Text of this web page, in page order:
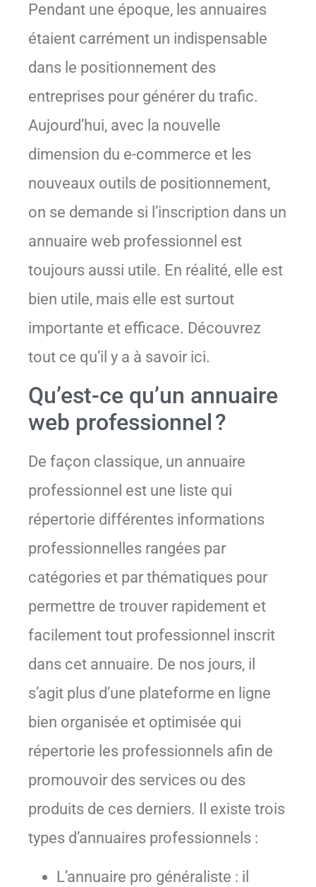
Pendant une époque, les annuaires
étaient carrément un indispensable
dans le positionnement des
entreprises pour générer du trafic.
Aujourd’hui, avec la nouvelle
dimension du e-commerce et les
nouveaux outils de positionnement,
on se demande si l’inscription dans un
annuaire web professionnel est
toujours aussi utile. En réalité, elle est
bien utile, mais elle est surtout
importante et efficace. Découvrez
tout ce qu’il y a à savoir ici.
Qu’est-ce qu’un annuaire
web professionnel ?
De façon classique, un annuaire
professionnel est une liste qui
répertorie différentes informations
professionnelles rangées par
catégories et par thématiques pour
permettre de trouver rapidement et
facilement tout professionnel inscrit
dans cet annuaire. De nos jours, il
s’agit plus d’une plateforme en ligne
bien organisée et optimisée qui
répertorie les professionnels afin de
promouvoir des services ou des
produits de ces derniers. Il existe trois
types d’annuaires professionnels :
L’annuaire pro généraliste : il